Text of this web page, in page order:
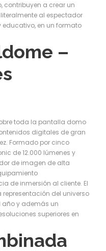
a crear un
al espectador
educativo, en un formato
–
toda la pantalla domo
digitales de gran
Formado por cinco
de 12.000 lúmenes y
de imagen de alta
de inmersión al cliente. El
del universo
año y además un
superiores en